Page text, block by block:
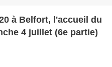
à Belfort, l'accueil du
4 juillet (6e partie)